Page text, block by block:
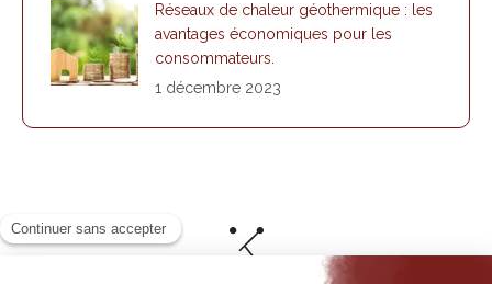
Réseaux de chaleur géothermique : les
avantages économiques pour les
consommateurs.
1 décembre 2023